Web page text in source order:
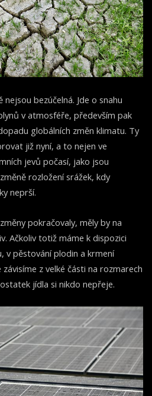
bezúčelná. Jde o snahu
v atmosféře, především pak
globálních změn klimatu. Ty
již nyní, a to nejen ve
jevů počasí, jako jsou
rozložení srážek, kdy
neprší.
pokračovaly, měly by na
Ačkoliv totiž máme k dispozici
v pěstování plodin a krmení
z velké části na rozmarech
jídla si nikdo nepřeje.